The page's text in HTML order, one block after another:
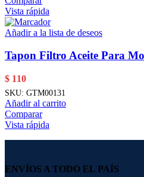
Vista rápida
Añadir a la lista de deseos
Tapon Filtro Aceite Para
$ 110
SKU: GTM00131
Añadir al carrito
Comparar
Vista rápida
ENVÍOS A TODO EL PAÍS